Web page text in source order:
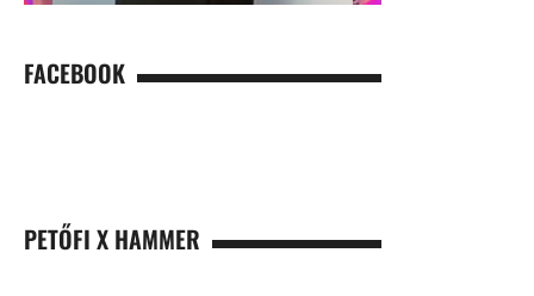
FACEBOOK
PETŐFI X HAMMER